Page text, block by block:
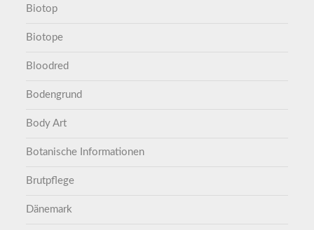
Biotop
Biotope
Bloodred
Bodengrund
Body Art
Botanische Informationen
Brutpflege
Dänemark